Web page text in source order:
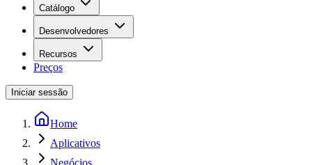
Catálogo
Desenvolvedores
Recursos
Preços
Iniciar sessão
Home
Aplicativos
Negócios